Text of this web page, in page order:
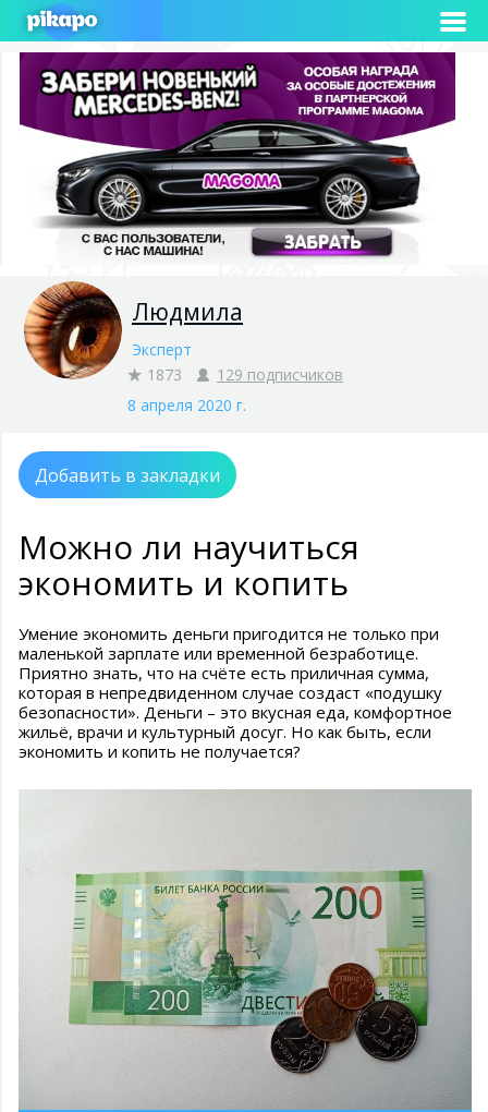
Людмила
Эксперт
1873
129 подписчиков
8 апреля 2020 г.
Добавить в закладки
Можно ли научиться
экономить и копить
Умение экономить деньги пригодится не только при
маленькой зарплате или временной безработице.
Приятно знать, что на счёте есть приличная сумма,
которая в непредвиденном случае создаст «подушку
безопасности». Деньги – это вкусная еда, комфортное
жильё, врачи и культурный досуг. Но как быть, если
экономить и копить не получается?